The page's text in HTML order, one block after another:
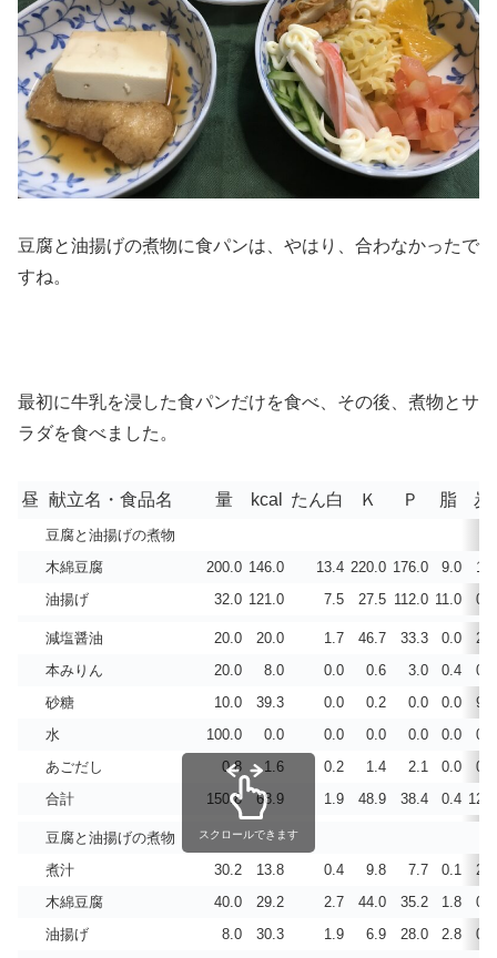
豆腐と油揚げの煮物に食パンは、やはり、合わなかったで
すね。
最初に牛乳を浸した食パンだけを食べ、その後、煮物とサ
ラダを食べました。
昼 献立名・食品名 量 kcal たん白 Ｋ Ｐ 脂 炭
豆腐と油揚げの煮物
木綿豆腐
200.0 146.0 13.4 220.0 176.0 9.0
1.6
油揚げ
32.0 121.0 7.5 27.5 112.0 11.0 0.1
減塩醤油 20.0 20.0 1.7 46.7 33.3 0.0
2.7
本みりん
20.0 8.0 0.0 0.6 3.0 0.4
0.0
砂糖
10.0 39.3 0.0 0.2 0.0 0.0
9.9
水
100.0 0.0 0.0 0.0 0.0 0.0
0.0
あごだし
0.8 1.6 0.2 1.4 2.1 0.0
0.3
合計
150.8 68.9 1.9 48.9 38.4 0.4 12.9
豆腐と油揚げの煮物
煮汁
30.2 13.8 0.4 9.8 7.7 0.1
2.6
木綿豆腐
40.0 29.2 2.7 44.0 35.2 1.8
0.3
油揚げ
8.0 30.3 1.9 6.9 28.0 2.8 0.0
スクロールできます